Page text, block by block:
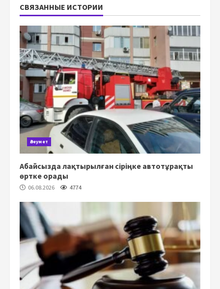
СВЯЗАННЫЕ ИСТОРИИ
Әлеумет
Абайсызда лақтырылған сіріңке автотұрақты
өртке орады
06.08.2026 4774